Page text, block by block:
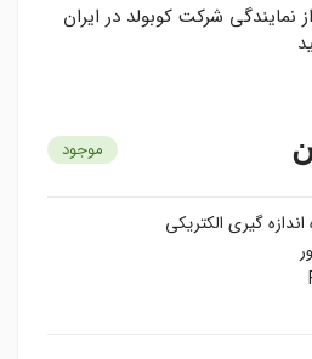
نمایندگی شرکت کوبولد در ایران
موجود
گیری الکتریکی